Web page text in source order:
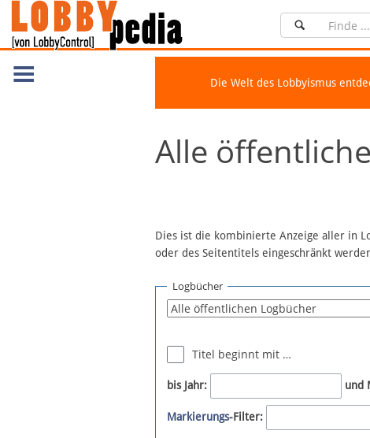
Die Welt des Lobbyismus
Alle
Dies ist die kombinierte Anzeige aller in
oder des Seitentitels eingeschränkt
Logbücher
Titel beginnt mit …
bis Jahr: und
Markierungs-Filter: